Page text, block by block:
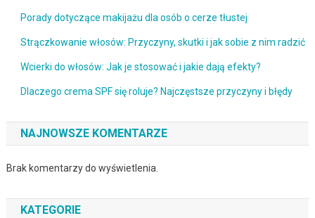
Porady dotyczące makijażu dla osób o cerze tłustej
Strączkowanie włosów: Przyczyny, skutki i jak sobie z nim radzić
Wcierki do włosów: Jak je stosować i jakie dają efekty?
Dlaczego crema SPF się roluje? Najczęstsze przyczyny i błędy
NAJNOWSZE KOMENTARZE
Brak komentarzy do wyświetlenia.
KATEGORIE